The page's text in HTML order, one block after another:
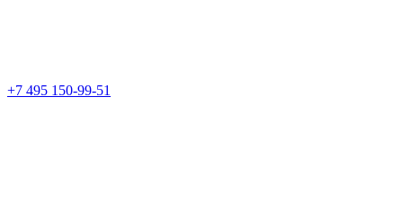
+7 495 150-99-51